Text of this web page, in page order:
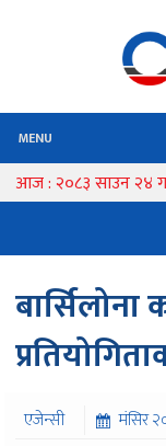
MENU
आज : २०८३ साउन २४
एजेन्सी मंसिर